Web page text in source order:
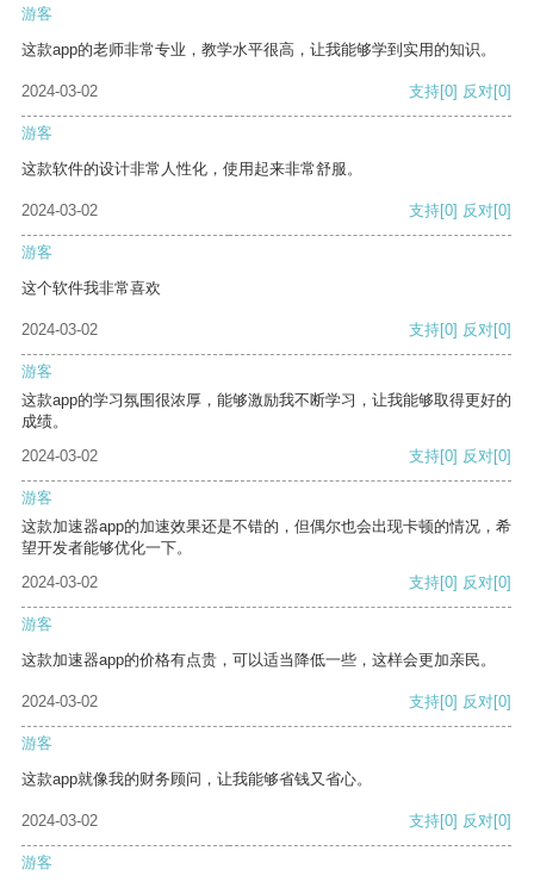
游客
这款app的老师非常专业，教学水平很高，让我能够学到实用的知识。
2024-03-02 支持[0] 反对[0]
游客
这款软件的设计非常人性化，使用起来非常舒服。
2024-03-02 支持[0] 反对[0]
游客
这个软件我非常喜欢
2024-03-02 支持[0] 反对[0]
游客
这款app的学习氛围很浓厚，能够激励我不断学习，让我能够取得更好的
成绩。
2024-03-02
支持[0] 反对[0]
游客
这款加速器app的加速效果还是不错的，但偶尔也会出现卡顿的情况，希
望开发者能够优化一下。
2024-03-02
支持[0] 反对[0]
游客
这款加速器app的价格有点贵，可以适当降低一些，这样会更加亲民。
2024-03-02 支持[0] 反对[0]
游客
这款app就像我的财务顾问，让我能够省钱又省心。
2024-03-02 支持[0] 反对[0]
游客